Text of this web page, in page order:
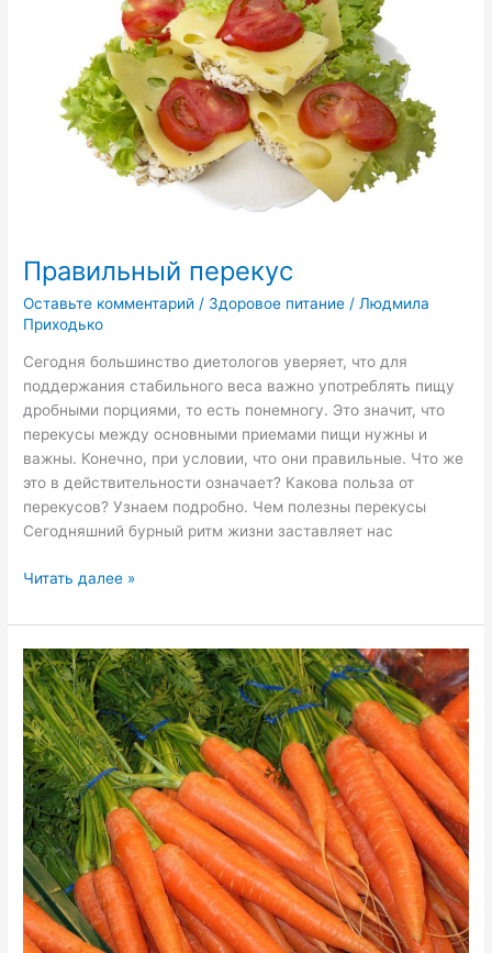
Правильный перекус
Оставьте комментарий / Здоровое питание / Людмила
Приходько
Сегодня большинство диетологов уверяет, что для
поддержания стабильного веса важно употреблять пищу
дробными порциями, то есть понемногу. Это значит, что
перекусы между основными приемами пищи нужны и
важны. Конечно, при условии, что они правильные. Что же
это в действительности означает? Какова польза от
перекусов? Узнаем подробно. Чем полезны перекусы
Сегодняшний бурный ритм жизни заставляет нас
Читать далее »
Морковь
—
полезные
свойства,
калорийность
и
состав